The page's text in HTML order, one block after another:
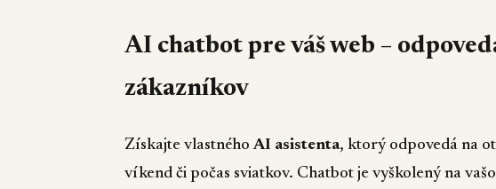
AI chatbot pre váš web –
zákazníkov
Získajte vlastnéhoAI asistenta, ktorý odpovedá na
víkend či počas sviatkov. Chatbot je vyškolený na